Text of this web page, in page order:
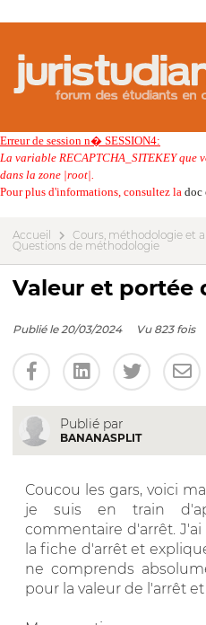
Erreur de session n� SESSION4:
La variable RECAPTCHA_SITEKEY que
dans la zone |root|.
Pour plus d'informations, consultez la doc
Accueil
Cours, méthodologie et
Questions de méthodologie
Valeur et portée
Publié le 20/03/2024 Vu 823 fois
Publié par
BANANASPLIT
Coucou les gars, voici
je suis en train
commentaire d'arrêt.
la fiche d'arrêt et
ne comprends
pour la valeur de l'arrêt